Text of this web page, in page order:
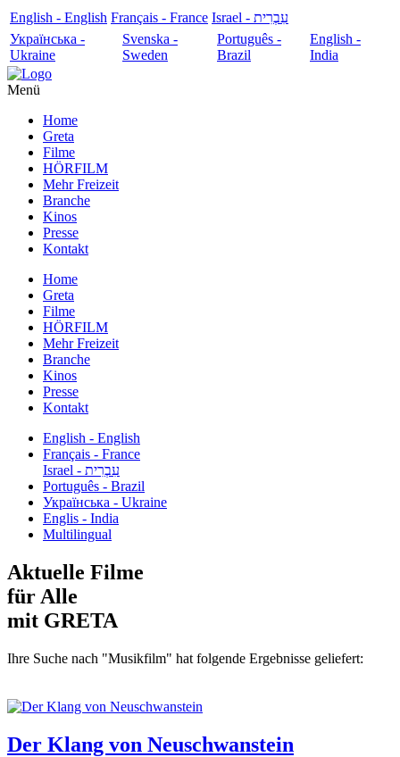
English - English Français - France
עִבְרִית - Israel
Українська -
Ukraine
Svenska -
Sweden
Português -
Brazil
English -
India
Menü
Home
Greta
Filme
HÖRFILM
Mehr Freizeit
Branche
Kinos
Presse
Kontakt
Home
Greta
Filme
HÖRFILM
Mehr Freizeit
Branche
Kinos
Presse
Kontakt
English - English
Français - France
עִבְרִית - Israel
Português - Brazil
Українська - Ukraine
Englis - India
Multilingual
Aktuelle Filme
für Alle
mit GRETA
Ihre Suche nach "Musikfilm" hat folgende Ergebnisse geliefert:
Der Klang von Neuschwanstein